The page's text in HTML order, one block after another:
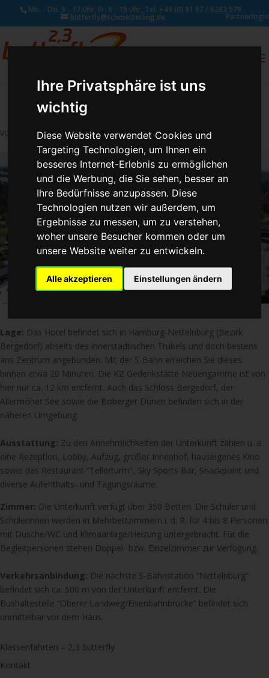
Ihre Privatsphäre ist uns
wichtig
Diese Website verwendet Cookies und
Targeting Technologien, um Ihnen ein
besseres Internet-Erlebnis zu ermöglichen
und die Werbung, die Sie sehen, besser an
Ihre Bedürfnisse anzupassen. Diese
Technologien nutzen wir außerdem, um
Ergebnisse zu messen, um zu verstehen,
woher unsere Besucher kommen oder um
unsere Website weiter zu entwickeln.
Alle akzeptieren Einstellungen ändern
Mo. - Do. 9 - 17 Uhr, Fr. 9 - 15 Uhr, Tel. +49 (0) 91 97 / 6282 579
butterfly@schmetterling.de Partnerlogin
von Susan Naumann|Juni 2, 2026
Lage: Das Hotel befindet sich in Hamburg-Nettelnburg (Bezirk
Bergedorf) abseits des innerstädtischen Trubels und doch bestens
ans Zentrum angebunden. Mit der S-Bahn erreichen Sie dieses
binnen etwa 20 Minuten. Die KZ Gedenkstätte Neuengamme ist von
hier nur ca. 12 km entfernt. Auch das Schloss Bergedorf, der
Allermöher See sowie die Boberger Dünen befinden sich in der
näheren Umgebung.
Ausstattung: Zu den Annehmlichkeiten der Unterkunft zählen u. a.
eine Rezeption, Lobby, Aufzug, großer Innenhof, hauseigenes Kino
sowie das Restaurant “Tellerturm”, Sky Sports Bar, Snackpoint und
diverse Aufenthalts- und Tagungsräume.
Zimmer: Die Unterkunft verfügt über 350 Betten. Die Schüler und
Schülerinnen werden in Mehrbettzimmern i. d. R. für 4 bis 8 Personen
mit Dusche/WC und Klimaanlage/Heizung untergebracht. Für die
Begleitpersonen stehen Doppel- bzw. Einzelzimmer zur Verfügung.
Verkehrsanbindung: Die nächste S-Bahnstation “Nettelnburg”
befindet sich ca. 500 m von der Unterkunft entfernt. Die
Bushaltestelle “Oberer Landweg/Eisenbahnbrücke” befindet sich
unmittelbar vor dem Haus.
Klassenfahrten – 2,3 butterfly
Kontakt